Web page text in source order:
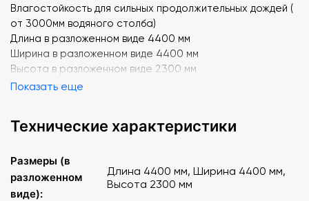
Влагостойкость для сильных продолжительных дождей (
от 3000мм водяного столба)
Длина в разложенном виде 4400 мм
Ширина в разложенном виде 4400 мм
Высота в разложенном виде 2300 мм
Показать еще
Технические характеристики
Размеры (в
разложенном
виде):
Длина 4400 мм, Ширина 4400 мм,
Высота 2300 мм